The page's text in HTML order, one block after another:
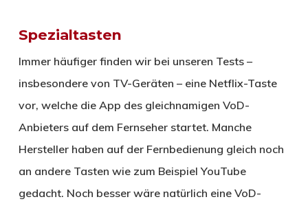
Spezialtasten
Immer häufiger finden wir bei unseren Tests –
insbesondere von TV-Geräten – eine Netflix-Taste
vor, welche die App des gleichnamigen VoD-
Anbieters auf dem Fernseher startet. Manche
Hersteller haben auf der Fernbedienung gleich noch
an andere Tasten wie zum Beispiel YouTube
gedacht. Noch besser wäre natürlich eine VoD-